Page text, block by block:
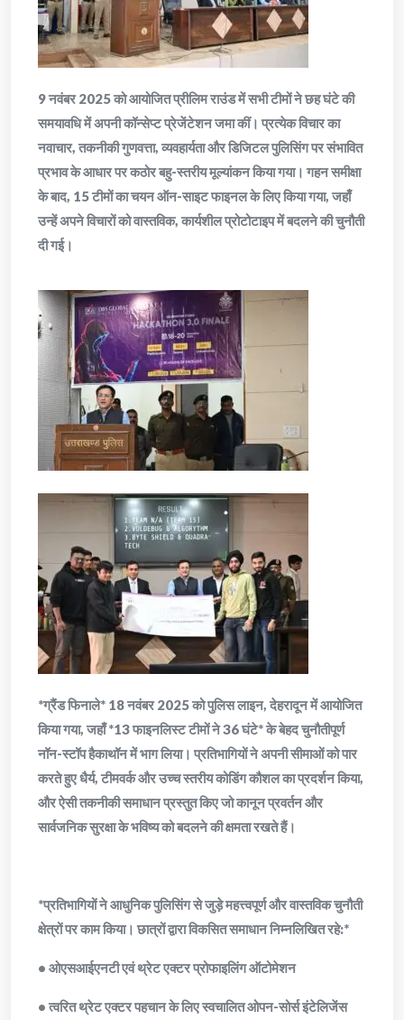
9 नवंबर 2025 को आयोजित प्रीलिम राउंड में सभी टीमों ने छह घंटे की
समयावधि में अपनी कॉन्सेप्ट प्रेजेंटेशन जमा कीं। प्रत्येक विचार का
नवाचार, तकनीकी गुणवत्ता, व्यवहार्यता और डिजिटल पुलिसिंग पर संभावित
प्रभाव के आधार पर कठोर बहु-स्तरीय मूल्यांकन किया गया। गहन समीक्षा
के बाद, 15 टीमों का चयन ऑन-साइट फाइनल के लिए किया गया, जहाँ
उन्हें अपने विचारों को वास्तविक, कार्यशील प्रोटोटाइप में बदलने की चुनौती
दी गई।
*ग्रैंड फिनाले* 18 नवंबर 2025 को पुलिस लाइन, देहरादून में आयोजित
किया गया, जहाँ *13 फाइनलिस्ट टीमों ने 36 घंटे* के बेहद चुनौतीपूर्ण
नॉन-स्टॉप हैकाथॉन में भाग लिया। प्रतिभागियों ने अपनी सीमाओं को पार
करते हुए धैर्य, टीमवर्क और उच्च स्तरीय कोडिंग कौशल का प्रदर्शन किया,
और ऐसी तकनीकी समाधान प्रस्तुत किए जो कानून प्रवर्तन और
सार्वजनिक सुरक्षा के भविष्य को बदलने की क्षमता रखते हैं।
*प्रतिभागियों ने आधुनिक पुलिसिंग से जुड़े महत्त्वपूर्ण और वास्तविक चुनौती
क्षेत्रों पर काम किया। छात्रों द्वारा विकसित समाधान निम्नलिखित रहे:*
• ओएसआईएनटी एवं थ्रेट एक्टर प्रोफाइलिंग ऑटोमेशन
• त्वरित थ्रेट एक्टर पहचान के लिए स्वचालित ओपन-सोर्स इंटेलिजेंस